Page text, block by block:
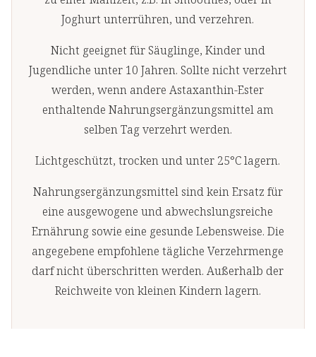
Joghurt unterrühren, und verzehren.
Nicht geeignet für Säuglinge, Kinder und
Jugendliche unter 10 Jahren. Sollte nicht verzehrt
werden, wenn andere Astaxanthin-Ester
enthaltende Nahrungsergänzungsmittel am
selben Tag verzehrt werden.
Lichtgeschützt, trocken und unter 25°C lagern.
Nahrungsergänzungsmittel sind kein Ersatz für
eine ausgewogene und abwechslungsreiche
Ernährung sowie eine gesunde Lebensweise. Die
angegebene empfohlene tägliche Verzehrmenge
darf nicht überschritten werden. Außerhalb der
Reichweite von kleinen Kindern lagern.